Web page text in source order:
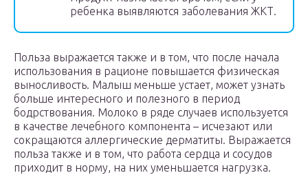
ребенка выявляются заболевания ЖКТ.
Польза выражается также и в том, что после начала
использования в рационе повышается физическая
выносливость. Малыш меньше устает, может узнать
больше интересного и полезного в период
бодрствования. Молоко в ряде случаев используется
в качестве лечебного компонента – исчезают или
сокращаются аллергические дерматиты. Выражается
польза также и в том, что работа сердца и сосудов
приходит в норму, на них уменьшается нагрузка.